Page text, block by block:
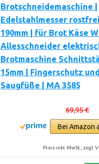
Brotschneidemaschine |
Edelstahlmesser
190mm | für Brot Käse
Allesschneider
Brotmaschine
15mm | Fingerschutz und
Saugfüße | MA 3585
69,95 €
Bei Amazon
Preis inkl. MwSt., zzgl.